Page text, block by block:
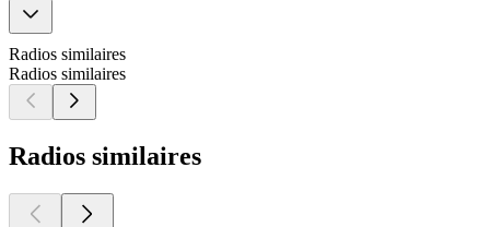
Radios similaires
Radios similaires
Radios similaires